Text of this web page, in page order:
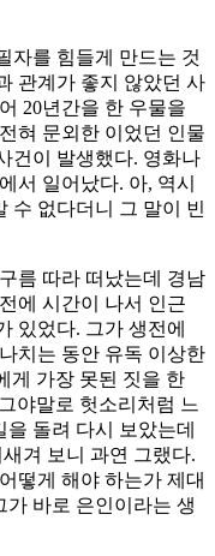
자를 힘들게 만드는 것
관계가 좋지 않았던 사
20년간을 한 우물을
혀 문외한 이었던 인물
건이 발생했다. 영화나
서 일어났다. 아, 역시
수 없다더니 그 말이 빈
름 따라 떠났는데 경남
에 시간이 나서 인근
있었다. 그가 생전에
치는 동안 유독 이상한
게 가장 못된 짓을 한
야말로 헛소리처럼 느
돌려 다시 보았는데
겨 보니 과연 그랬다.
떻게 해야 하는가 제대
가 바로 은인이라는 생